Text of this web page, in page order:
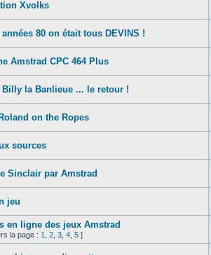
Xvolks
années 80 on était tous DEVINS !
Amstrad CPC 464 Plus
Billy la Banlieue ... le retour !
on the Ropes
sources
Sinclair par Amstrad
jeu
en ligne des jeux Amstrad
la page : 1 2 3 4 5 ]